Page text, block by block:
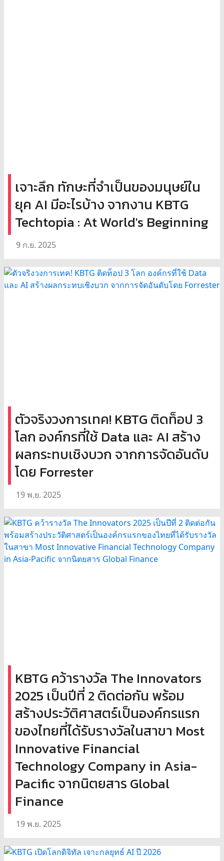
เจาะลึก ทักษะที่จำเป็นของมนุษย์ใน
ยุค AI มีอะไรบ้าง จากงาน KBTG
Techtopia : At World's Beginning
9 ก.ย. 2025
ตัวจริงวงการเทค! KBTG ติดท็อป 3
โลก องค์กรที่ใช้ Data และ AI สร้าง
ผลกระทบเชิงบวก จากการจัดอันดับ
โดย Forrester
19 พ.ย. 2025
KBTG คว้ารางวัล The Innovators
2025 เป็นปีที่ 2 ติดต่อกัน พร้อม
สร้างประวัติศาสตร์เป็นองค์กรแรก
ของไทยที่ได้รับรางวัลในสาขา Most
Innovative Financial
Technology Company in Asia-
Pacific จากนิตยสาร Global
Finance
19 พ.ย. 2025